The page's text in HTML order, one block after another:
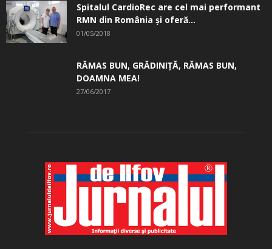
Spitalul CardioRec are cel mai performant
RMN din România și oferă...
01/05/2018
RĂMAS BUN, GRĂDINIŢĂ, ­RĂMAS BUN,
DOAMNA MEA!
27/06/2017